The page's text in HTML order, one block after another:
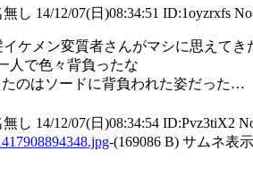
無し 14/12/07(日)08:34:51 ID:1oyzrxfs
ケメン変質者さんがマシに思えてき
人で色々背負ったな
たのはソードに背負われた姿だった…
無し 14/12/07(日)08:34:54 ID:Pvz3tiX2
-(169086 B) サムネ表